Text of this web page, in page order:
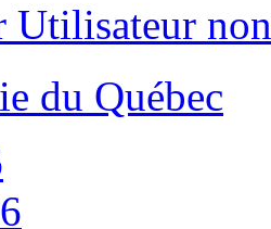
Utilisateur
du Québec